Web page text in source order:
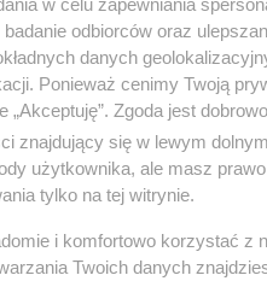
czasem najlepsze, co
|
Oprac. redaktor
odbiorców oraz
danych
Ponieważ cenimy Twoją
Zgoda jest
znajdujący się w lewym
użytkownika, ale masz
tylko na tej witrynie.
i komfortowo korzystać z
Twoich danych